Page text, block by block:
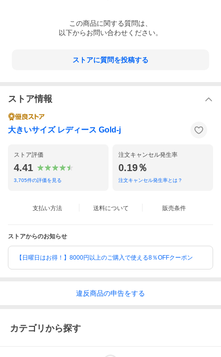
この商品に関する質問は、
以下からお問い合わせください。
ストアに質問を投稿する
ストア情報
大きいサイズ レディース Gold-j
ストア評価
4.41
3,705件の評価を見る
注文キャンセル発生率
0.19％
注文キャンセル発生率とは？
支払い方法 送料について 販売条件
ストアからのお知らせ
【日曜日はお得！】8000円以上のご購入で使える8％OFFクーポン
違反商品の申告をする
カテゴリから探す